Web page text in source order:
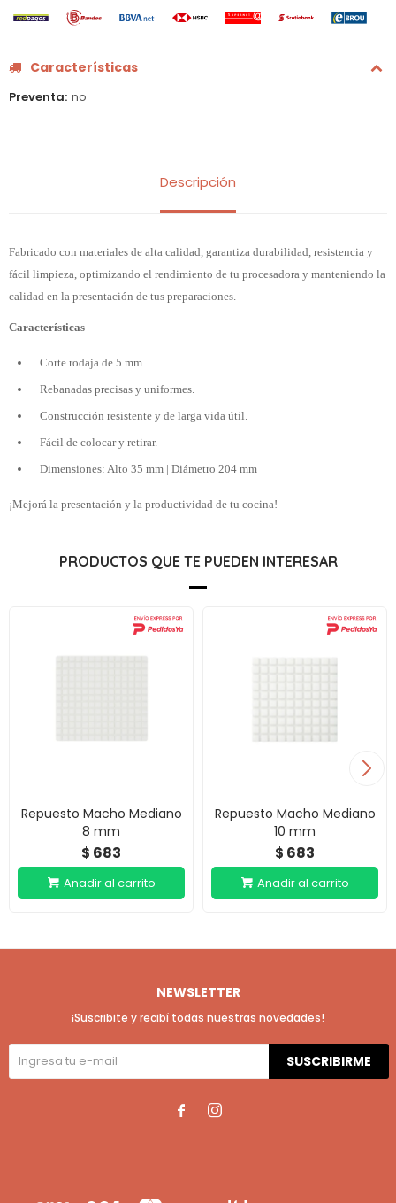
Características
Preventa no
Descripción
Fabricado con materiales de alta calidad, garantiza durabilidad, resistencia y
fácil limpieza, optimizando el rendimiento de tu procesadora y manteniendo la
calidad en la presentación de tus preparaciones.
Características
Corte rodaja de 5 mm.
Rebanadas precisas y uniformes.
Construcción resistente y de larga vida útil.
Fácil de colocar y retirar.
Dimensiones: Alto 35 mm | Diámetro 204 mm
¡Mejorá la presentación y la productividad de tu cocina!
PRODUCTOS QUE TE PUEDEN INTERESAR
Repuesto Macho Mediano
8 mm
$ 683
Repuesto Macho Mediano
10 mm
$ 683
NEWSLETTER
¡Suscribite y recibí todas nuestras novedades!
SUSCRIBIRME
 